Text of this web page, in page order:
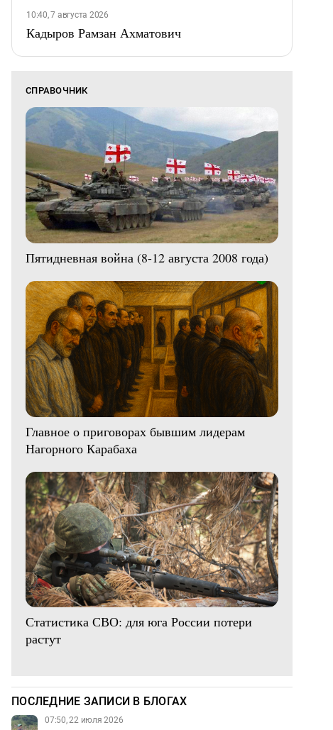
10:40, 7 августа 2026
Кадыров Рамзан Ахматович
СПРАВОЧНИК
Пятидневная война (8-12 августа 2008 года)
Главное о приговорах бывшим лидерам
Нагорного Карабаха
Статистика СВО: для юга России потери
растут
ПОСЛЕДНИЕ ЗАПИСИ В БЛОГАХ
07:50, 22 июля 2026